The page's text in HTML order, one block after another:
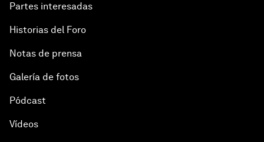
Partes interesadas
Historias del Foro
Notas de prensa
Galería de fotos
Pódcast
Vídeos